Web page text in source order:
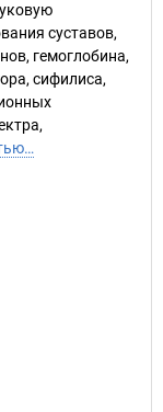
суставов,
гемоглобина,
сифилиса,